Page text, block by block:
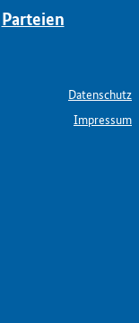
Parteien
Datenschutz
Impressum